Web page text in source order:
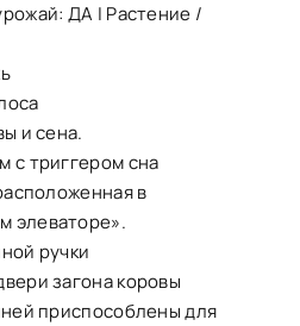
ДА | Растение /
и сена.
с триггером сна
в
элеваторе».
ручки
загона коровы
приспособлены для